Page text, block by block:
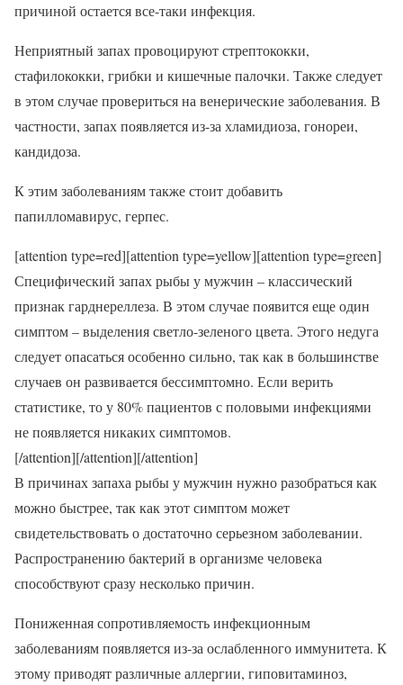
причиной остается все-таки инфекция.
Неприятный запах провоцируют стрептококки,
стафилококки, грибки и кишечные палочки. Также следует
в этом случае провериться на венерические заболевания. В
частности, запах появляется из-за хламидиоза, гонореи,
кандидоза.
К этим заболеваниям также стоит добавить
папилломавирус, герпес.
[attention type=red][attention type=yellow][attention type=green]
Специфический запах рыбы у мужчин – классический
признак гарднереллеза. В этом случае появится еще один
симптом – выделения светло-зеленого цвета. Этого недуга
следует опасаться особенно сильно, так как в большинстве
случаев он развивается бессимптомно. Если верить
статистике, то у 80% пациентов с половыми инфекциями
не появляется никаких симптомов.
[/attention][/attention][/attention]
В причинах запаха рыбы у мужчин нужно разобраться как
можно быстрее, так как этот симптом может
свидетельствовать о достаточно серьезном заболевании.
Распространению бактерий в организме человека
способствуют сразу несколько причин.
Пониженная сопротивляемость инфекционным
заболеваниям появляется из-за ослабленного иммунитета. К
этому приводят различные аллергии, гиповитаминоз,